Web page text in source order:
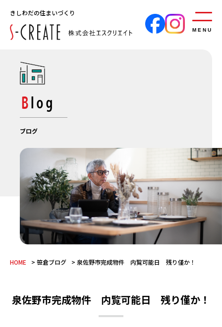
きしわだの住まいづくり
MENU
Blog
ブログ
HOME 笹倉ブログ 泉佐野市完成物件 内覧可能日 残り僅か！
泉佐野市完成物件 内覧可能日 残り僅か！